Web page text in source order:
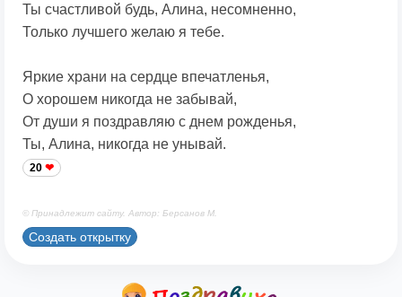
Ты счастливой будь, Алина, несомненно,
Только лучшего желаю я тебе.
Яркие храни на сердце впечатленья,
О хорошем никогда не забывай,
От души я поздравляю с днем рожденья,
Ты, Алина, никогда не унывай.
20
© Принадлежит сайту. Автор: Берсанов М.
Создать открытку